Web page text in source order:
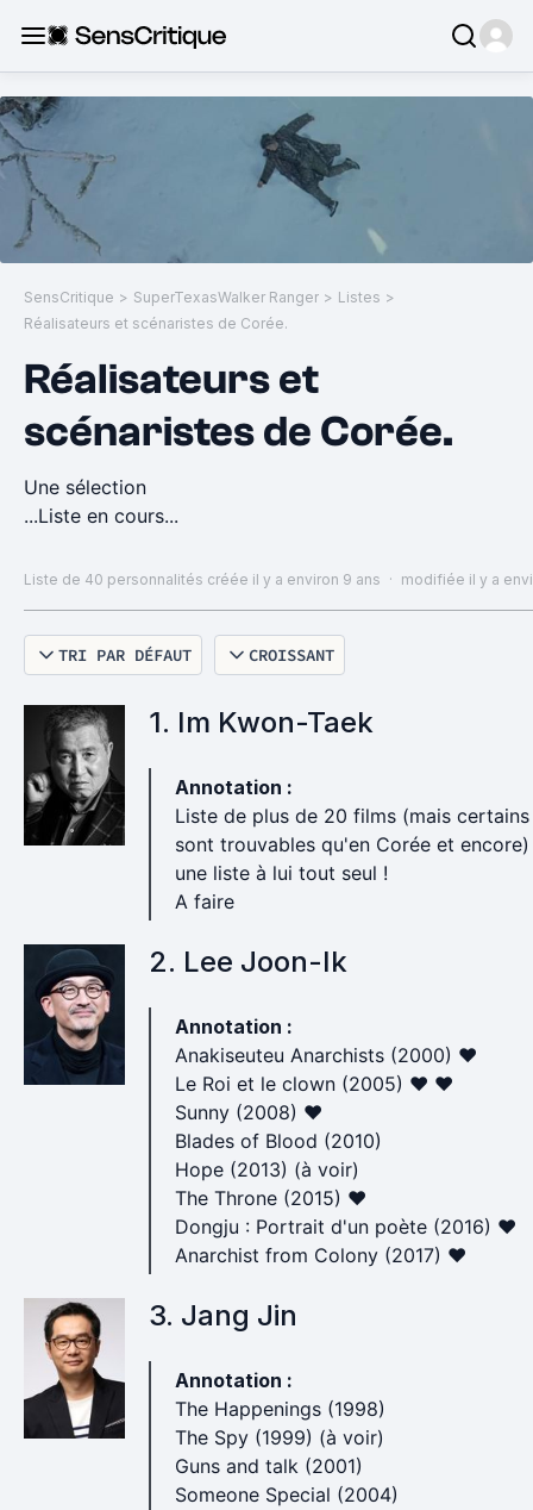
SensCritique > SuperTexasWalker Ranger > Listes >
Réalisateurs et scénaristes de Corée.
Réalisateurs et
scénaristes de Corée.
Une sélection
...Liste en cours...
Liste de 40 personnalités créée il y a environ 9 ans · modifiée il y a
TRI PAR DÉFAUT CROISSANT
1. Im Kwon-Taek
Annotation :
Liste de plus de 20 films (mais certains
sont trouvables qu'en Corée et encore)
une liste à lui tout seul !
A faire
2. Lee Joon-Ik
Annotation :
Anakiseuteu Anarchists (2000) ♥
Le Roi et le clown (2005) ♥ ♥
Sunny (2008) ♥
Blades of Blood (2010)
Hope (2013) (à voir)
The Throne (2015) ♥
Dongju : Portrait d'un poète (2016) ♥
Anarchist from Colony (2017) ♥
3. Jang Jin
Annotation :
The Happenings (1998)
The Spy (1999) (à voir)
Guns and talk (2001)
Someone Special (2004)